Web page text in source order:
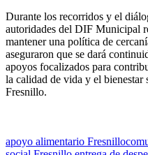
​Durante los recorridos y el
autoridades del DIF Municipal
mantener una política de
aseguraron que se dará
apoyos focalizados para
la calidad de vida y el bienestar
Fresnillo.
apoyo alimentario Fresnillo